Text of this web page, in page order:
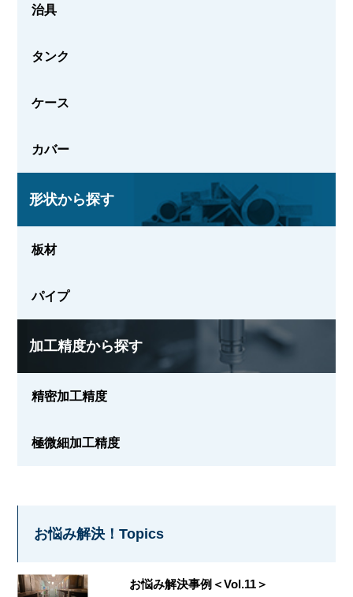
治具
タンク
ケース
カバー
形状から探す
板材
パイプ
加工精度から探す
精密加工精度
極微細加工精度
お悩み解決！Topics
お悩み解決事例＜Vol.11＞